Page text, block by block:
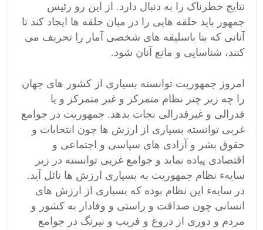
نتایج خطرناک را به دنبال دارد. از این رو رئیس
جمهور باید حلقه هایی را در میان حلقه ها ایجاد کند تا
آنانی که بنا باسلیقه های شخصی آمار را تحریف می
کنند، شناسایی و مانع آنان شود.
امروز جمهوریت توانسته بسیاری از کشور های جهان
را چه زیر چتر نظام متمرکز و غیر متمرکز و یا
فدرالی و غیرفدرالی نجات بدهد. جمهوریت در جوامع
غربی توانسته بسیاری از ارزش ها چون انتخابات و
حقوق بشر و آزادی های سیاسی و اجتماعی و
اقتصادی پیاده نماید و جوامع غربی توانسته در زیر
سایهء نظام جمهوریت به بسیاری ارزش ها نائل آید.
در سایهء این نظام بوده که بسیاری از ارزش های
انسانی چون صداقت و راستی و وفادار به کشور و
مردم و دوری از دروغ و فریب و نیرنگ در جوامع